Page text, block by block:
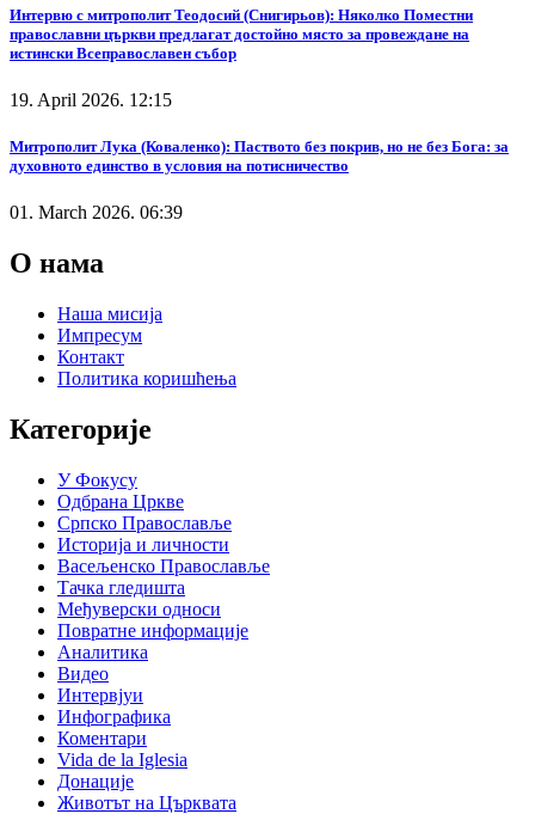
Интервю с митрополит Теодосий (Снигирьов): Няколко Поместни
православни църкви предлагат достойно място за провеждане на
истински Всеправославен събор
19. April 2026. 12:15
Митрополит Лука (Коваленко): Паството без покрив, но не без Бога: за
духовното единство в условия на потисничество
01. March 2026. 06:39
О нама
Наша мисија
Импресум
Контакт
Политика коришћења
Категорије
У Фокусу
Одбрана Цркве
Српско Православље
Историја и личности
Васељенско Православље
Тачка гледишта
Међуверски односи
Повратне информације
Аналитика
Видео
Интервјуи
Инфографика
Коментари
Vida de la Iglesia
Донације
Животът на Църквата